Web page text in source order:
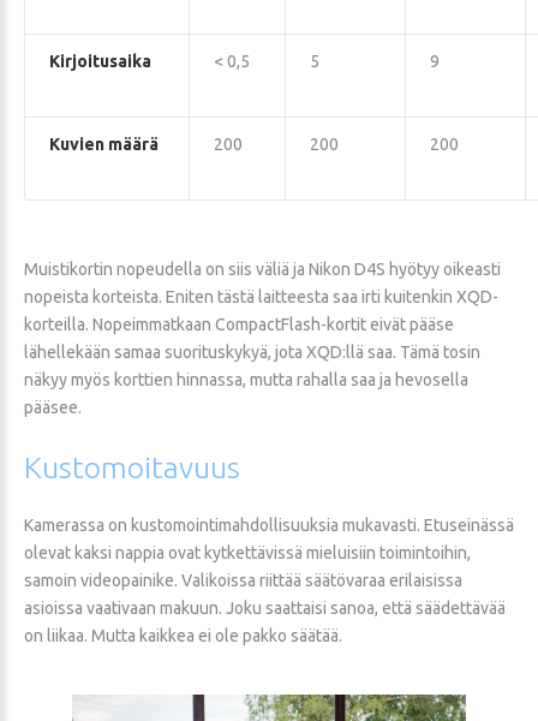
Kirjoitusaika < 0,5 5 9
Kuvien määrä 200 200 200
Muistikortin nopeudella on siis väliä ja Nikon D4S hyötyy oikeasti
nopeista korteista. Eniten tästä laitteesta saa irti kuitenkin XQD-
korteilla. Nopeimmatkaan CompactFlash-kortit eivät pääse
lähellekään samaa suorituskykyä, jota XQD:llä saa. Tämä tosin
näkyy myös korttien hinnassa, mutta rahalla saa ja hevosella
pääsee.
Kustomoitavuus
Kamerassa on kustomointimahdollisuuksia mukavasti. Etuseinässä
olevat kaksi nappia ovat kytkettävissä mieluisiin toimintoihin,
samoin videopainike. Valikoissa riittää säätövaraa erilaisissa
asioissa vaativaan makuun. Joku saattaisi sanoa, että säädettävää
on liikaa. Mutta kaikkea ei ole pakko säätää.